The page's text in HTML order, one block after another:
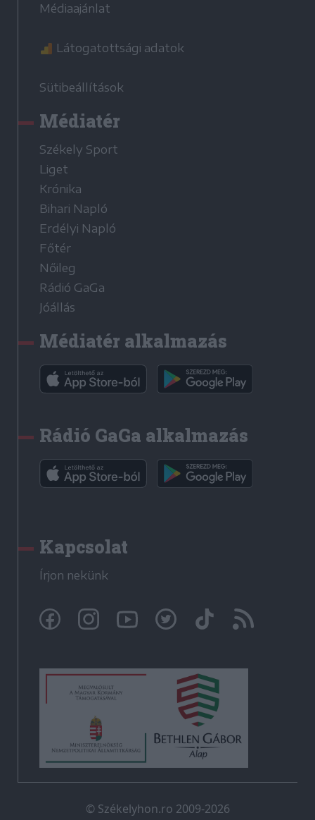
Médiaajánlat
Látogatottsági adatok
Sütibeállítások
Médiatér
Székely Sport
Liget
Krónika
Bihari Napló
Erdélyi Napló
Főtér
Nőileg
Rádió GaGa
Jóállás
Médiatér alkalmazás
Rádió GaGa alkalmazás
Kapcsolat
Írjon nekünk
© Székelyhon.ro 2009-2026